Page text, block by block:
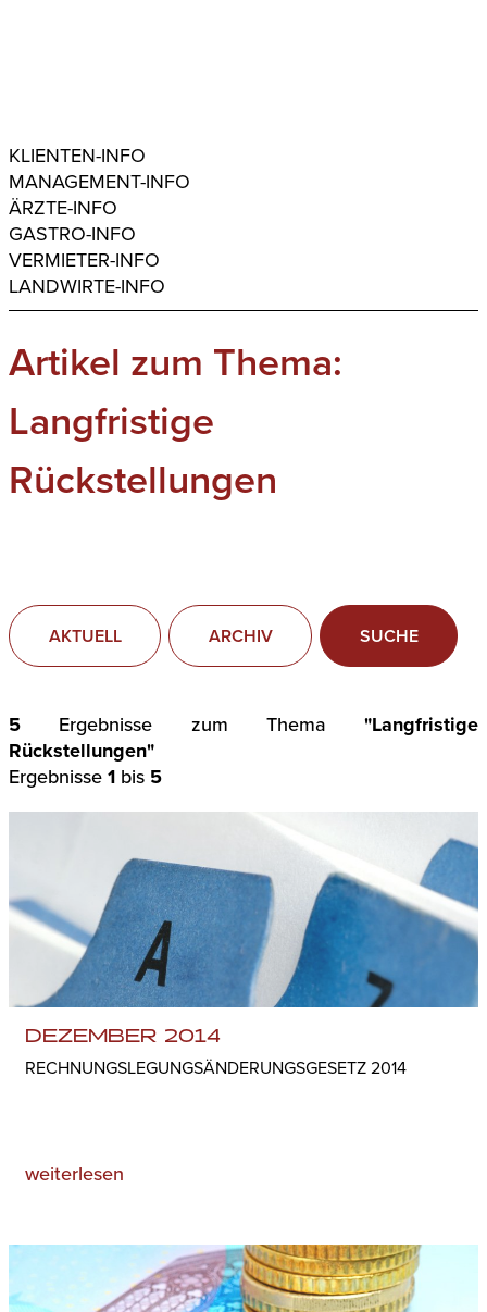
KLIENTEN-INFO
MANAGEMENT-INFO
ÄRZTE-INFO
GASTRO-INFO
VERMIETER-INFO
LANDWIRTE-INFO
Artikel zum Thema:
Langfristige
Rückstellungen
AKTUELL ARCHIV SUCHE
5 Ergebnisse zum Thema "Langfristige
Rückstellungen"
Ergebnisse1 bis 5
DEZEMBER 2014
RECHNUNGSLEGUNGSÄNDERUNGSGESETZ 2014
weiterlesen